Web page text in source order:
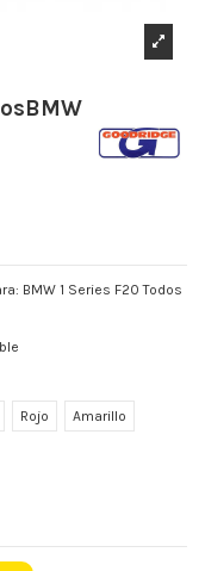
BMW 1 Series F20 Todos
Rojo Amarillo